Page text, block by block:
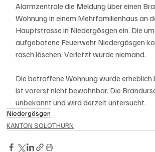
Alarmzentrale die Meldung über einen
Wohnung in einem Mehrfamilienhaus an
Hauptstrasse in Niedergösgen ein. Die
aufgebotene Feuerwehr Niedergösgen
rasch löschen. Verletzt wurde niemand.
Die betroffene Wohnung wurde
ist vorerst nicht bewohnbar. Die
unbekannt und wird derzeit untersucht.
Niedergösgen
KANTON SOLOTHURN